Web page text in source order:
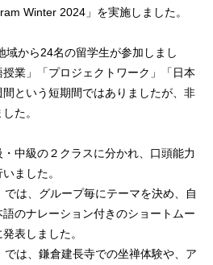
Winter 2024」を実施しました。
域から24名の留学生が参加しまし
業」「プロジェクトワーク」「日本
という短期間ではありましたが、非
た。
中級の２クラスに分かれ、口頭能力
ました。
では、グループ毎にテーマを決め、自
のナレーション付きのショートムー
表しました。
では、鎌倉建長寺での坐禅体験や、ア